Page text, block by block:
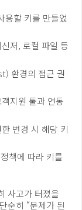
용할 키를 만들었
저, 로컬 파일 등
환경의 접근 권
지원 툴과 연동
변경 시 해당 키
책에 따라 키를
사고가 터졌을
순히 “문제가 된